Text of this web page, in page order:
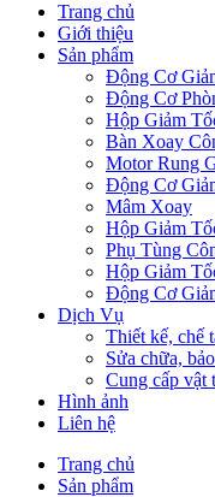
Trang chủ
Giới thiệu
Sản phẩm
Động Cơ
Động Cơ
Hộp Giảm
Bàn Xoay
Motor Rung
Động Cơ
Mâm Xoay
Hộp Giảm
Phụ Tùng
Hộp Giảm
Động Cơ
Dịch Vụ
Thiết kế, chế
Sửa chữa,
Cung cấp vật
Hình ảnh
Liên hệ
Trang chủ
Sản phẩm